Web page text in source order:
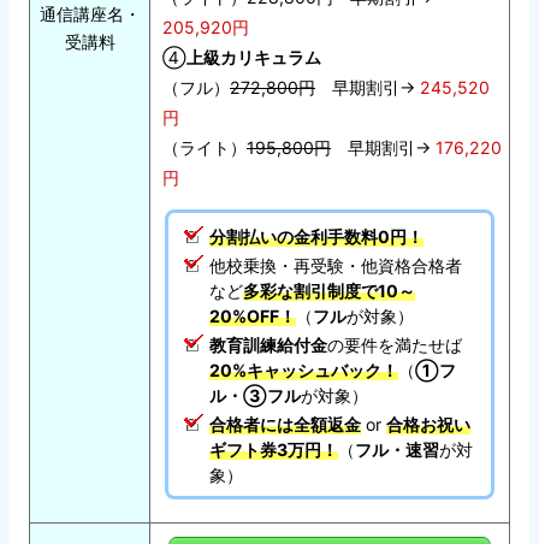
通信講座名・
受講料
205,920円
④ 上級カリキュラム
（フル） 272,800円 早期割引→ 245,520
円
（ライト） 195,800円 早期割引→ 176,220
円
分割払いの金利手数料0円！
他校乗換・再受験・他資格合格者
など多彩な割引制度で10～
20%OFF！（フルが対象）
教育訓練給付金の要件を満たせば
20%キャッシュバック！（①フ
ル・③フルが対象）
合格者には全額返金or 合格お祝い
ギフト券3万円！（フル・速習が対
象）